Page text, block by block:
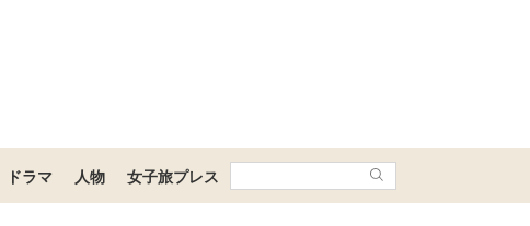
ドラマ 人物 女子旅プレス